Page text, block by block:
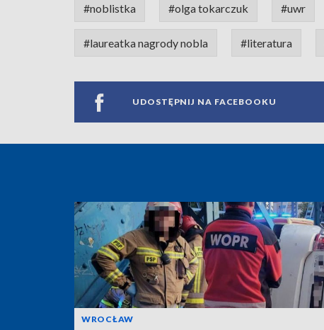
#noblistka #olga tokarczuk #uwr
#laureatka nagrody nobla #literatura
UDOSTĘPNIJ NA FACEBOOKU
WROCŁAW